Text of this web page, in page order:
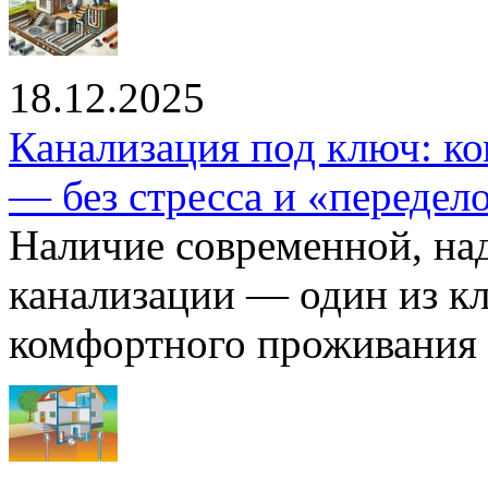
18.12.2025
Канализация под ключ:
— без стресса и
Наличие современной,
канализации — один из
комфортного проживания